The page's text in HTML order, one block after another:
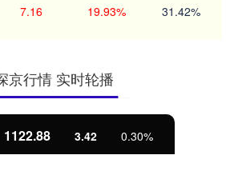
7.16 19.93% 31.42%
京行情 实时轮播
1122.88 3.42 0.30%